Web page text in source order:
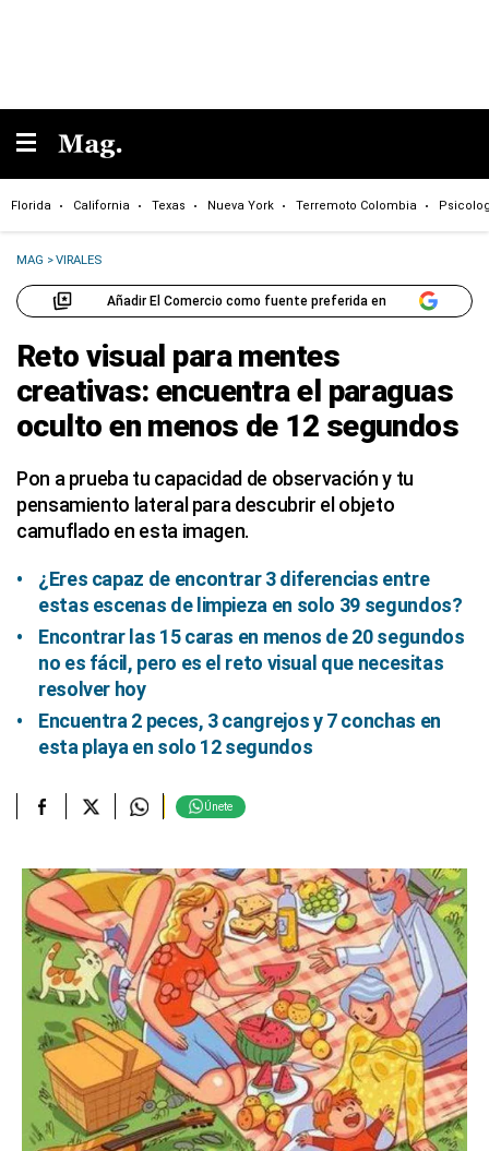
Florida California Texas Nueva York Terremoto Colombia
MAG >VIRALES
Añadir El Comercio como fuente preferida en
Reto visual para mentes
creativas: encuentra el paraguas
oculto en menos de 12 segundos
Pon a prueba tu capacidad de observación y tu
pensamiento lateral para descubrir el objeto
camuflado en esta imagen.
¿Eres capaz de encontrar 3 diferencias entre
estas escenas de limpieza en solo 39 segundos?
Encontrar las 15 caras en menos de 20 segundos
no es fácil, pero es el reto visual que necesitas
resolver hoy
Encuentra 2 peces, 3 cangrejos y 7 conchas en
esta playa en solo 12 segundos
Únete